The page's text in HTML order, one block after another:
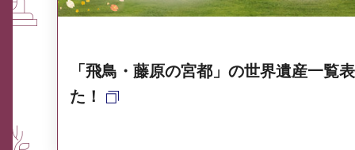
「飛鳥・藤原の宮都」の世界遺産一覧
た！